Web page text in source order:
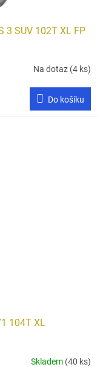
3 SUV 102T XL FP
Na dotaz (4 ks)
Do košíku
104T XL
Skladem (40 ks)